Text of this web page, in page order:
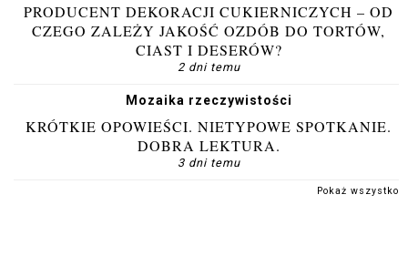
PRODUCENT DEKORACJI CUKIERNICZYCH – OD
CZEGO ZALEŻY JAKOŚĆ OZDÓB DO TORTÓW,
CIAST I DESERÓW?
2 dni temu
Mozaika rzeczywistości
KRÓTKIE OPOWIEŚCI. NIETYPOWE SPOTKANIE.
DOBRA LEKTURA.
3 dni temu
Pokaż wszystko